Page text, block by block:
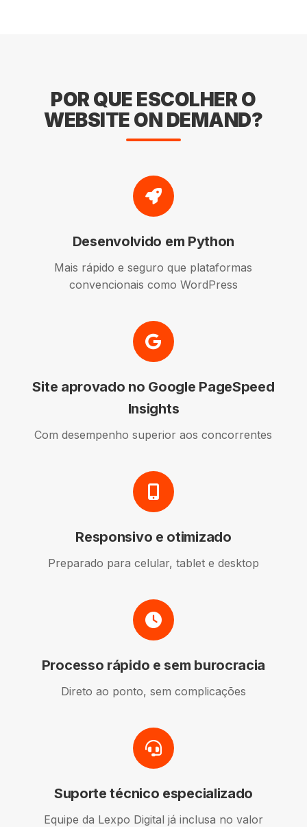
POR QUE ESCOLHER O
WEBSITE ON DEMAND?
Desenvolvido em Python
Mais rápido e seguro que plataformas
convencionais como WordPress
Site aprovado no Google PageSpeed
Insights
Com desempenho superior aos concorrentes
Responsivo e otimizado
Preparado para celular, tablet e desktop
Processo rápido e sem burocracia
Direto ao ponto, sem complicações
Suporte técnico especializado
Equipe da Lexpo Digital já inclusa no valor